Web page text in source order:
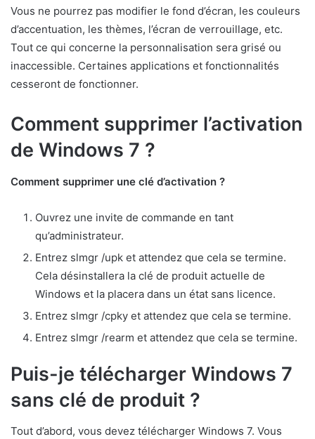
Vous ne pourrez pas modifier le fond d’écran, les couleurs
d’accentuation, les thèmes, l’écran de verrouillage, etc.
Tout ce qui concerne la personnalisation sera grisé ou
inaccessible. Certaines applications et fonctionnalités
cesseront de fonctionner.
Comment supprimer l’activation
de Windows 7 ?
Comment supprimer une clé d’activation ?
Ouvrez une invite de commande en tant
qu’administrateur.
Entrez slmgr /upk et attendez que cela se termine.
Cela désinstallera la clé de produit actuelle de
Windows et la placera dans un état sans licence.
Entrez slmgr /cpky et attendez que cela se termine.
Entrez slmgr /rearm et attendez que cela se termine.
Puis-je télécharger Windows 7
sans clé de produit ?
Tout d’abord, vous devez télécharger Windows 7. Vous